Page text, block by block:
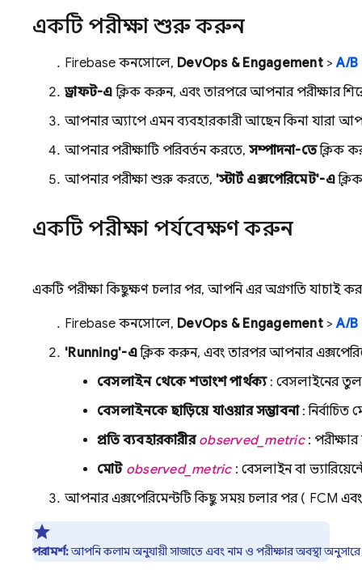
একটি পরীক্ষা শুরু করুন
Firebase কনসোলে, DevOps & Engagement>A/
ড্রাফট-এ ক্লিক করুন, এবং তারপরে আপনার পরীক্ষার
আপনার অ্যাপে এমন ব্যবহারকারী আছেন কিনা যারা
আপনার পরীক্ষাটি পরিবর্তন করতে, সম্পাদনা-তেক্লিক
আপনার পরীক্ষা শুরু করতে, 'স্টার্ট এক্সপেরিমেন্ট'-এ
একটি পরীক্ষা পর্যবেক্ষণ করুন
একটি পরীক্ষা কিছুক্ষণ চলার পর, আপনি এর অগ্রগতি যাচাই
Firebase কনসোলে, DevOps & Engagement>A/
'Running'-এক্লিক করুন, এবং তারপর আপনার
বেসলাইন থেকে শতাংশ পার্থক্য: বেসলাইনের
বেসলাইনকে ছাড়িয়ে যাওয়ার সম্ভাবনা: নির্বাচিত
প্রতি ব্যবহারকারীরobserved_metric:
মোট observed_metric: বেসলাইন বা
আপনার এক্সপেরিমেন্টটি কিছু সময় চলার পর ( FCM
পরামর্শ:আপনি কলাম অনুযায়ী সাজাতে এবং নাম ও পরীক্ষার অবস্থা